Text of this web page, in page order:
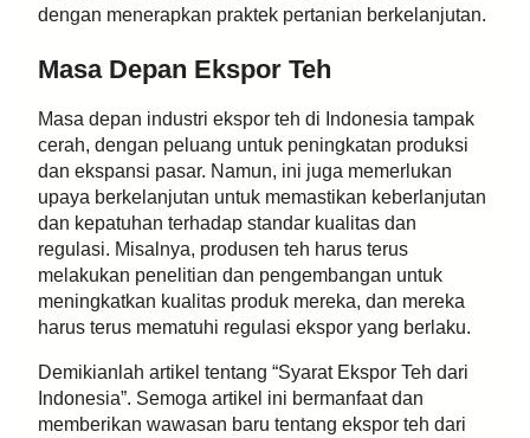
dengan menerapkan praktek pertanian berkelanjutan.
Masa Depan Ekspor Teh
Masa depan industri ekspor teh di Indonesia tampak
cerah, dengan peluang untuk peningkatan produksi
dan ekspansi pasar. Namun, ini juga memerlukan
upaya berkelanjutan untuk memastikan keberlanjutan
dan kepatuhan terhadap standar kualitas dan
regulasi. Misalnya, produsen teh harus terus
melakukan penelitian dan pengembangan untuk
meningkatkan kualitas produk mereka, dan mereka
harus terus mematuhi regulasi ekspor yang berlaku.
Demikianlah artikel tentang “Syarat Ekspor Teh dari
Indonesia”. Semoga artikel ini bermanfaat dan
memberikan wawasan baru tentang ekspor teh dari